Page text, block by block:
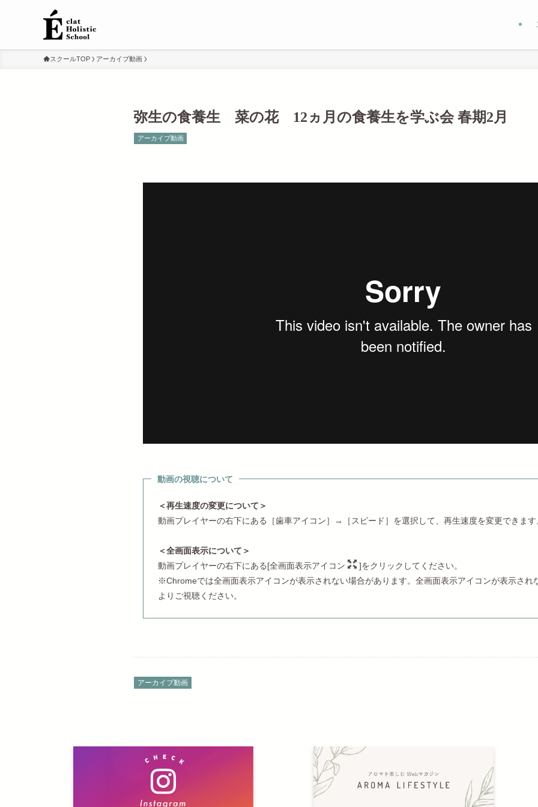
スクールTOP アーカイブ動画
弥生の食養生 菜の花 12ヵ月の食養生を学ぶ会 春期2月
アーカイブ動画
動画の視聴について
＜再生速度の変更について＞
動画プレイヤーの右下にある［歯車アイコン］→［スピード］を選択して、再生速度を変更できます
＜全画面表示について＞
動画プレイヤーの右下にある[全画面表示アイコン
]をクリックしてください。
※Chromeでは全画面表示アイコンが表示されない場合があります。全画面表示アイコンが表示され
よりご視聴ください。
アーカイブ動画